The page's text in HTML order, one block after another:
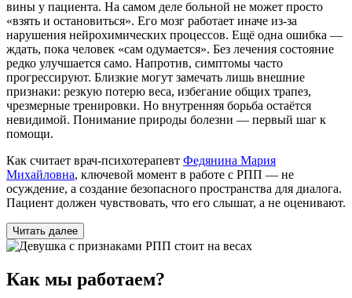
вины у пациента. На самом деле больной не может просто
«взять и остановиться». Его мозг работает иначе из-за
нарушения нейрохимических процессов. Ещё одна ошибка —
ждать, пока человек «сам одумается». Без лечения состояние
редко улучшается само. Напротив, симптомы часто
прогрессируют. Близкие могут замечать лишь внешние
признаки: резкую потерю веса, избегание общих трапез,
чрезмерные тренировки. Но внутренняя борьба остаётся
невидимой. Понимание природы болезни — первый шаг к
помощи.
Как считает врач-психотерапевт Федянина Мария
Михайловна, ключевой момент в работе с РПП — не
осуждение, а создание безопасного пространства для диалога.
Пациент должен чувствовать, что его слышат, а не оценивают.
Читать далее
Как мы работаем?